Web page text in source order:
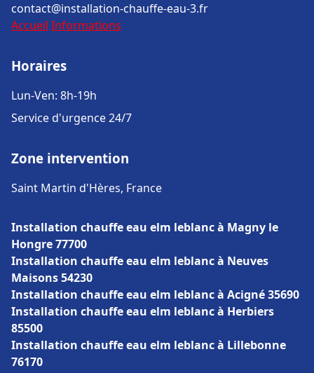
contact@installation-chauffe-eau-3.fr
Accueil Informations
Horaires
Lun-Ven: 8h-19h
Service d'urgence 24/7
Zone intervention
Saint Martin d'Hères, France
Installation chauffe eau elm leblanc à Magny le
Hongre 77700
Installation chauffe eau elm leblanc à Neuves
Maisons 54230
Installation chauffe eau elm leblanc à Acigné 35690
Installation chauffe eau elm leblanc à Herbiers
85500
Installation chauffe eau elm leblanc à Lillebonne
76170